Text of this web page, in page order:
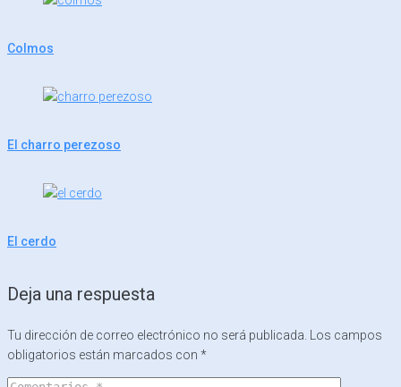
Colmos
El charro perezoso
El cerdo
Deja una respuesta
Tu dirección de correo electrónico no será publicada.
Los campos
obligatorios están marcados con *